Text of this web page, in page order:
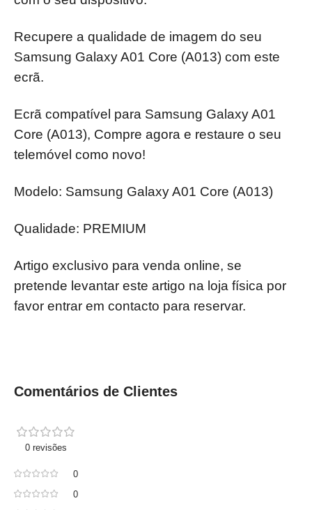
Recupere a qualidade de imagem do seu
Samsung Galaxy A01 Core (A013) com este
ecrã.
Ecrã compatível para Samsung Galaxy A01
Core (A013), Compre agora e restaure o seu
telemóvel como novo!
Modelo: Samsung Galaxy A01 Core (A013)
Qualidade: PREMIUM
Artigo exclusivo para venda online, se
pretende levantar este artigo na loja física por
favor entrar em contacto para reservar.
Comentários de Clientes
0 revisões
0
0